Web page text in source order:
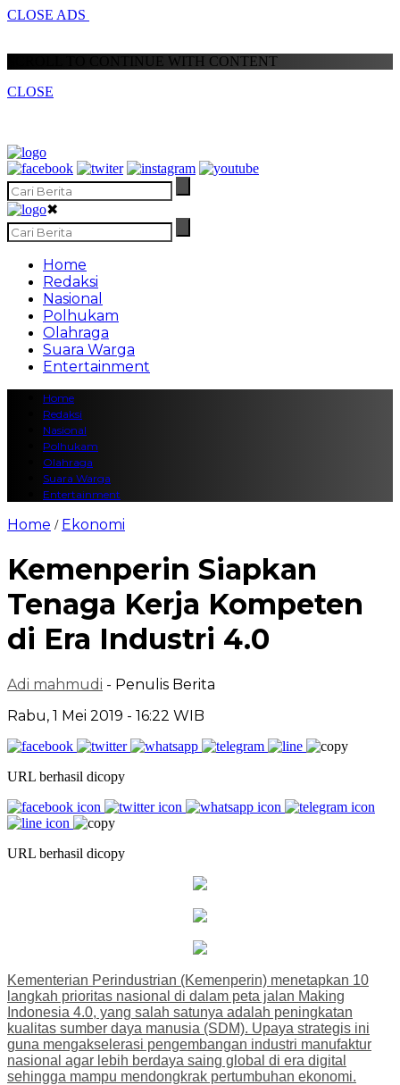
CLOSE ADS
SCROLL TO CONTINUE WITH CONTENT
CLOSE
✖
Home
Redaksi
Nasional
Polhukam
Olahraga
Suara Warga
Entertainment
Home
Redaksi
Nasional
Polhukam
Olahraga
Suara Warga
Entertainment
Home / Ekonomi
Kemenperin Siapkan
Tenaga Kerja Kompeten
di Era Industri 4.0
Adi mahmudi - Penulis Berita
Rabu, 1 Mei 2019 - 16:22 WIB
URL berhasil dicopy
URL berhasil dicopy
Kementerian Perindustrian (Kemenperin) menetapkan 10
langkah prioritas nasional di dalam peta jalan Making
Indonesia 4.0, yang salah satunya adalah peningkatan
kualitas sumber daya manusia (SDM). Upaya strategis ini
guna mengakselerasi pengembangan industri manufaktur
nasional agar lebih berdaya saing global di era digital
sehingga mampu mendongkrak pertumbuhan ekonomi.